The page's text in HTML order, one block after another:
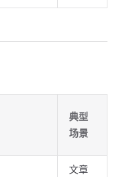
典型
场景
文章